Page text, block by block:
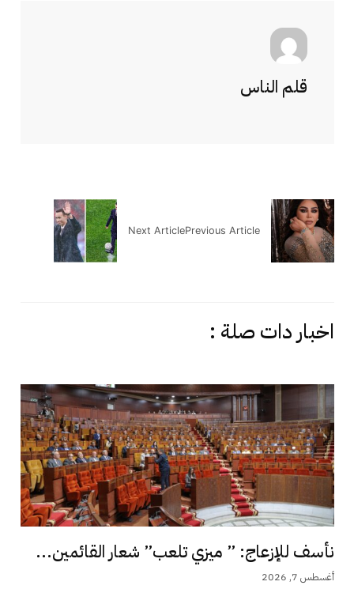
قلم الناس
Previous Article
Next Article
اخبار دات صلة :
نأسف للإزعاج: ” ميزي تلعب” شعار القائمين...
أغسطس 7, 2026